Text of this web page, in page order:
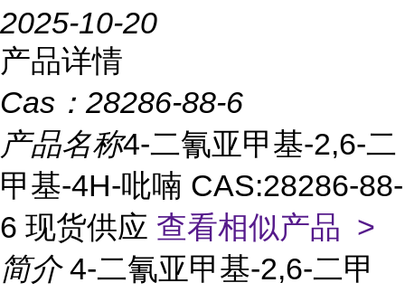
2025-10-20
产品详情
Cas： 28286-88-6
产品名称4-二氰亚甲基-2,6-二
甲基-4H-吡喃 CAS:28286-88-
6 现货供应 查看相似产品 >
简介 4-二氰亚甲基-2,6-二甲